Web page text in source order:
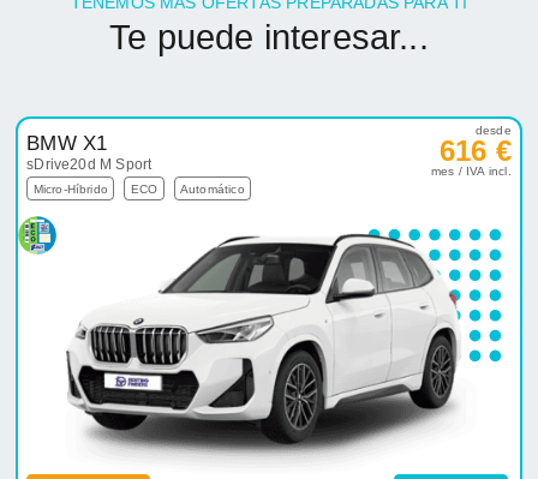
Te puede interesar...
BMW X1
sDrive20d M Sport
Micro-Híbrido ECO Automático
desde
616 €
mes / IVA incl.